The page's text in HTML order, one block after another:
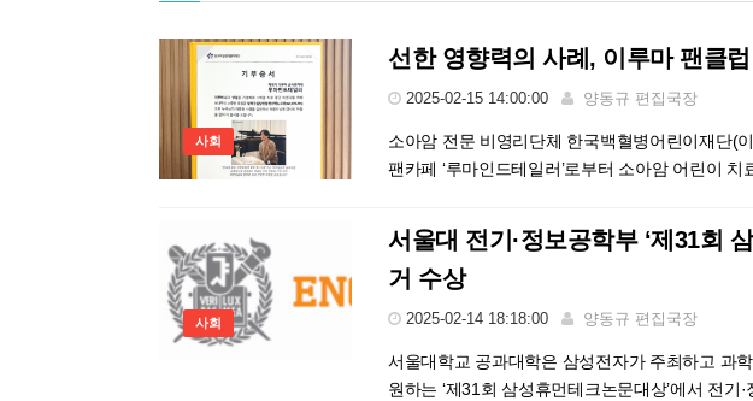
사회
선한 영향력의 사례, 이루마 팬클
2025-02-15 14:00:00 양동규 편집국장
소아암 전문 비영리단체 한국백혈병어린이재단(
팬카페 ‘루마인드테일러’로부터 소아암 어린이 치
사회
서울대 전기·정보공학부 ‘제31회
거 수상
2025-02-14 18:18:00 양동규 편집국장
서울대학교 공과대학은 삼성전자가 주최하고 과
원하는 ‘제31회 삼성휴먼테크논문대상’에서 전기·